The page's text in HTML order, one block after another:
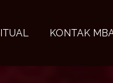
KONTAK